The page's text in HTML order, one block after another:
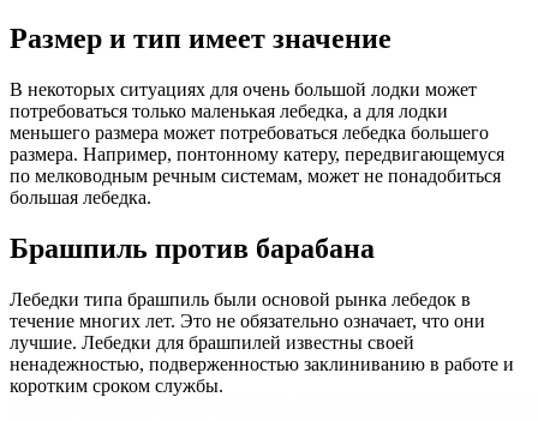
Размер и тип имеет значение
В некоторых ситуациях для очень большой лодки может
потребоваться только маленькая лебедка, а для лодки
меньшего размера может потребоваться лебедка большего
размера. Например, понтонному катеру, передвигающемуся
по мелководным речным системам, может не понадобиться
большая лебедка.
Брашпиль против барабана
Лебедки типа брашпиль были основой рынка лебедок в
течение многих лет. Это не обязательно означает, что они
лучшие. Лебедки для брашпилей известны своей
ненадежностью, подверженностью заклиниванию в работе и
коротким сроком службы.